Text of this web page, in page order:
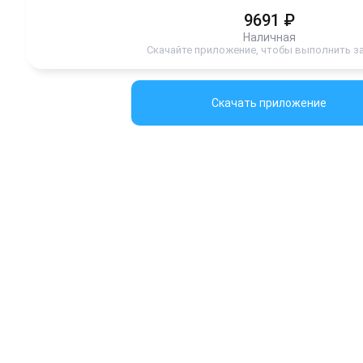
9691 ₽
Наличная
Скачайте приложение, чтобы выполнить
Скачать приложение